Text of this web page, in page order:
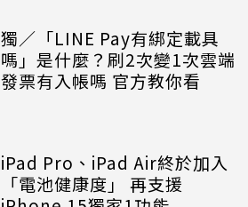
獨／「LINE Pay有綁定載具
嗎」是什麼？刷2次變1次雲端
發票有入帳嗎 官方教你看
iPad Pro、iPad Air終於加入
「電池健康度」 再支援